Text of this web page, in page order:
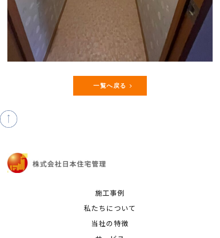
一覧へ戻る
施工事例
私たちについて
当社の特徴